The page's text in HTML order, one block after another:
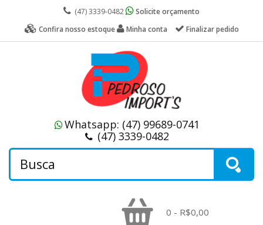
(47) 3339-0482
Solicite orçamento
Confira nosso estoque
Minha conta Finalizar pedido
Whatsapp: (47) 99689-0741
(47) 3339-0482
0 - R$0,00